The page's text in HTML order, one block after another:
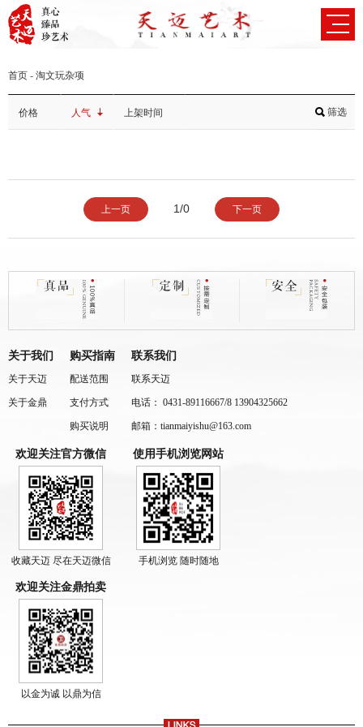
首页 - 淘文玩杂项
价格 人气 上架时间 筛选
上一页 1/0 下一页
关于我们
关于天迈
关于金鼎
购买指南
配送范围
支付方式
购买说明
联系我们
联系天迈
电话： 0431-89116667/8 13904325662
邮箱：tianmaiyishu@163.com
欢迎关注官方微信
收藏天迈 尽在天迈微信
使用手机浏览网站
手机浏览 随时随地
欢迎关注金鼎拍卖
以金为诚 以鼎为信